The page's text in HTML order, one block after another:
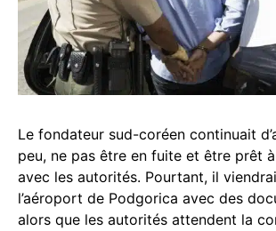
Le fondateur sud-coréen continuait
peu, ne pas être en fuite et être prêt
avec les autorités. Pourtant, il
l’aéroport de Podgorica avec des
alors que les autorités attendent la